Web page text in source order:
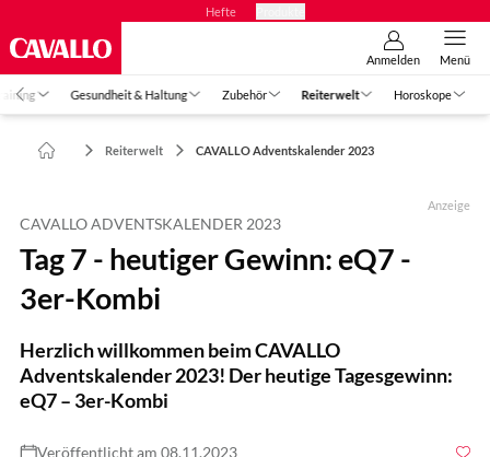
Hefte
Anmelden Menü
Gesundheit & Haltung Zubehör Reiterwelt Horoskope
Reiterwelt CAVALLO Adventskalender 2023
Anzeige
CAVALLO ADVENTSKALENDER 2023
Tag 7 - heutiger Gewinn: eQ7 -
3er-Kombi
Herzlich willkommen beim CAVALLO
Adventskalender 2023! Der heutige Tagesgewinn:
eQ7 – 3er-Kombi
Veröffentlicht am 08.11.2023